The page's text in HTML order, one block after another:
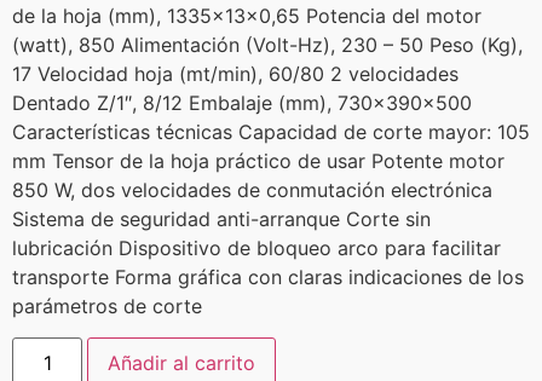
de la hoja (mm), 1335x13x0,65 Potencia del motor
(watt), 850 Alimentación (Volt-Hz), 230 – 50 Peso (Kg),
17 Velocidad hoja (mt/min), 60/80 2 velocidades
Dentado Z/1″, 8/12 Embalaje (mm), 730x390x500
Características técnicas Capacidad de corte mayor: 105
mm Tensor de la hoja práctico de usar Potente motor
850 W, dos velocidades de conmutación electrónica
Sistema de seguridad anti-arranque Corte sin
lubricación Dispositivo de bloqueo arco para facilitar
transporte Forma gráfica con claras indicaciones de los
parámetros de corte
Añadir al carrito